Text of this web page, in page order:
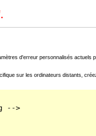
d'erreur personnalisés
sur les ordinateurs distants,
-->